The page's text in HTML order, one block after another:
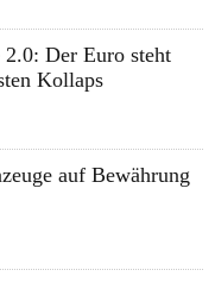
2.0: Der Euro steht
Kollaps
auf Bewährung